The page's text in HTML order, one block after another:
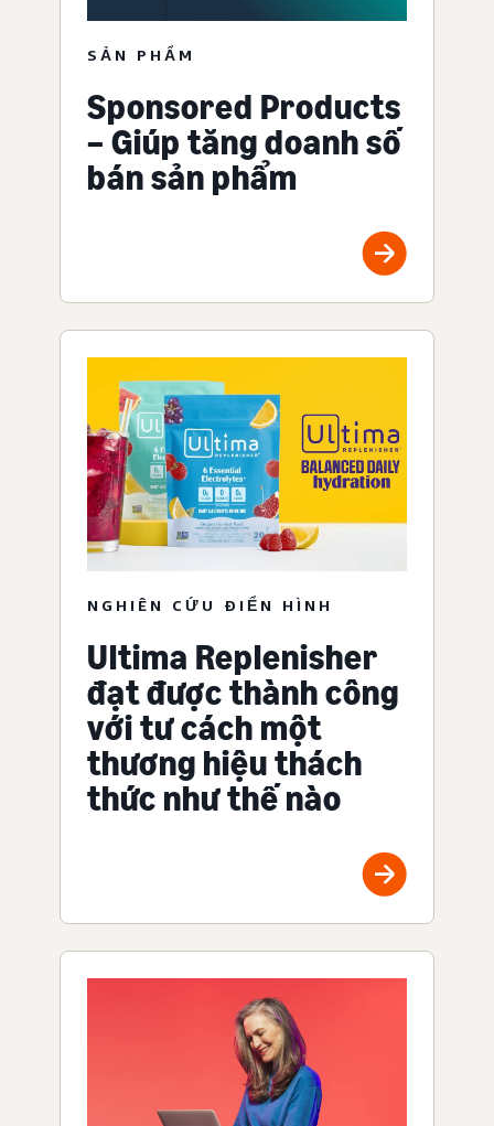
SẢN PHẨM
Sponsored Products
– Giúp tăng doanh số
bán sản phẩm
NGHIÊN CỨU ĐIỂN HÌNH
Ultima Replenisher
đạt được thành công
với tư cách một
thương hiệu thách
thức như thế nào